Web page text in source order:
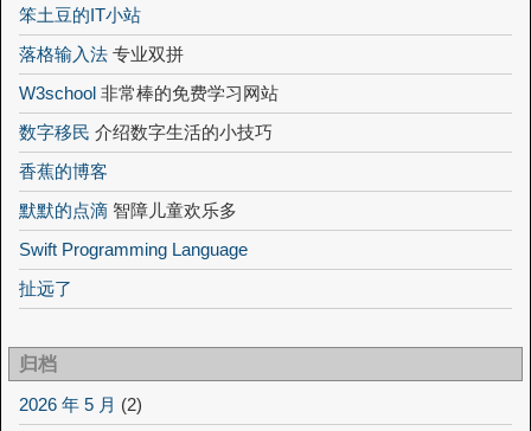
笨土豆的IT小站
落格输入法 专业双拼
W3school 非常棒的免费学习网站
数字移民 介绍数字生活的小技巧
香蕉的博客
默默的点滴 智障儿童欢乐多
Swift Programming Language
扯远了
归档
2026 年 5 月 (2)